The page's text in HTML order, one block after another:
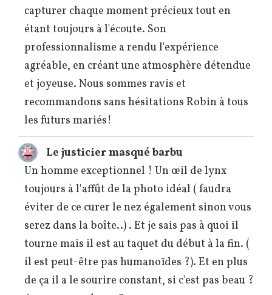
capturer chaque moment précieux tout en
étant toujours à l'écoute. Son
professionnalisme a rendu l'expérience
agréable, en créant une atmosphère détendue
et joyeuse. Nous sommes ravis et
recommandons sans hésitations Robin à tous
les futurs mariés!
Le justicier masqué barbu
Un homme exceptionnel ! Un œil de lynx
toujours à l'affût de la photo idéal ( faudra
éviter de ce curer le nez également sinon vous
serez dans la boîte..) . Et je sais pas à quoi il
tourne mais il est au taquet du début à la fin. (
il est peut-être pas humanoïdes ?). Et en plus
de ça il a le sourire constant, si c'est pas beau ?